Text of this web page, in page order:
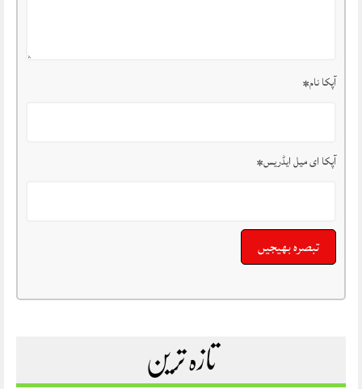
آپکا نام*
آپکا ای میل ایڈریس*
تازہ ترین